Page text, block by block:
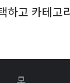
하고 카테고